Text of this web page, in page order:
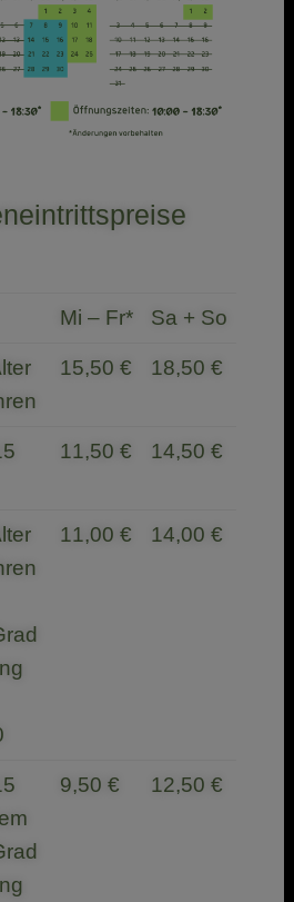
Mi – Fr* Sa + So
15,50 € 18,50 €
11,50 € 14,50 €
11,00 € 14,00 €
9,50 € 12,50 €